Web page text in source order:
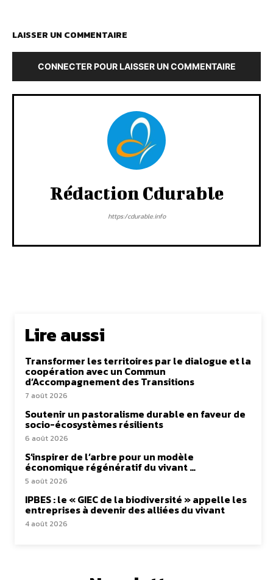
LAISSER UN COMMENTAIRE
CONNECTER POUR LAISSER UN COMMENTAIRE
Rédaction Cdurable
https:/cdurable.info
Lire aussi
Transformer les territoires par le dialogue et la
coopération avec un Commun
d’Accompagnement des Transitions
7 août 2026
Soutenir un pastoralisme durable en faveur de
socio-écosystèmes résilients
6 août 2026
S’inspirer de l’arbre pour un modèle
économique régénératif du vivant …
5 août 2026
IPBES : le « GIEC de la biodiversité » appelle les
entreprises à devenir des alliées du vivant
4 août 2026